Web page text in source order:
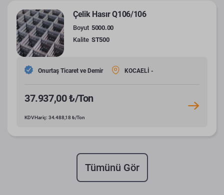
Çelik Hasır Q106/106
Boyut 5000.00
Kalite ST500
Onurtaş Ticaret ve Demir KOCAELİ -
37.937,00 ₺/Ton
KDV Hariç: 34.488,18 ₺/Ton
Tümünü Gör